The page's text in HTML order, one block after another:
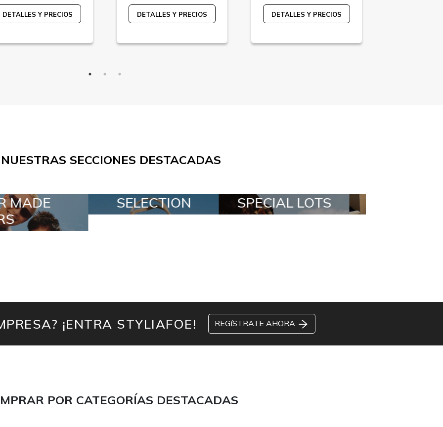
DETALLES Y PRECIOS DETALLES Y PRECIOS DETALLES Y PRECIOS
NUESTRAS SECCIONES DESTACADAS
SPECIAL LOTS ALL IN A BOX
¡ENTRA STYLIAFOE! REGíSTRATE AHORA
POR CATEGORÍAS DESTACADAS